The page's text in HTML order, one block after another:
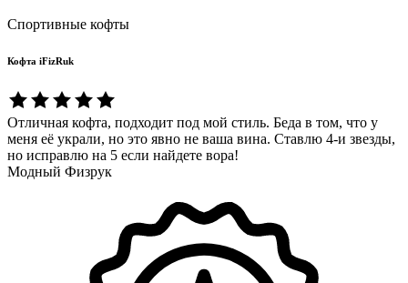
Спортивные кофты
Кофта iFizRuk
Отличная кофта, подходит под мой стиль. Беда в том, что у
меня её украли, но это явно не ваша вина. Ставлю 4-и звезды,
но исправлю на 5 если найдете вора!
Модный Физрук